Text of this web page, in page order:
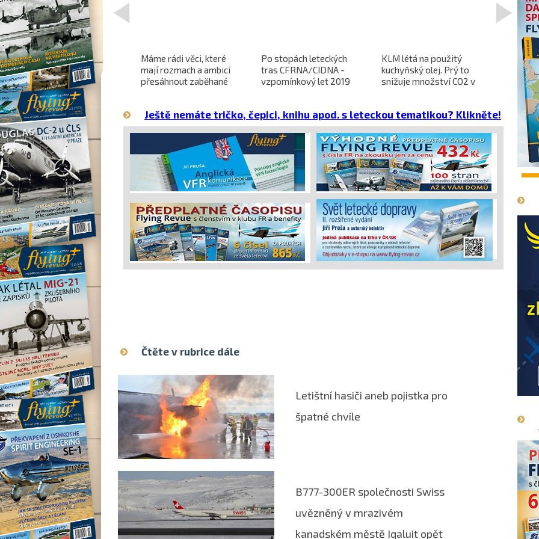
Projekt nadzvukového
letounu X-59 QueSST
směřuje k prvnímu letu
Máme rádi věci, které
mají rozmach a ambici
přesáhnout zaběhané
Po stopách leteckých
tras CFRNA/CIDNA -
vzpomínkový let 2019
KLM létá na použitý
kuchyňský olej. Prý to
snižuje množství CO2 v
L-610
projekt
cena
>
Ještě nemáte tričko, čepici, knihu apod. s leteckou tematikou? Klikněte!
Čtěte v rubrice dále
Letištní hasiči aneb pojistka pro
špatné chvíle
B777-300ER společnosti Swiss
uvězněný v mrazivém
kanadském městě Iqaluit opět
1